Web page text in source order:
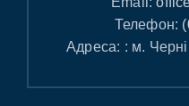
Телефон:
Адреса: : м.